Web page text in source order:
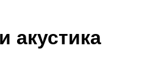
акустика